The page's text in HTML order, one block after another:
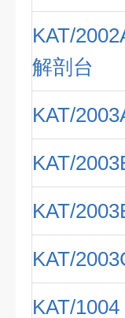
KAT/
解剖台
KAT/
KAT/
KAT/
KAT/
KAT/